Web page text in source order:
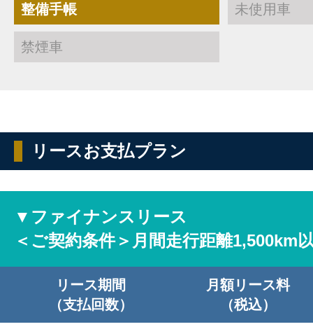
整備手帳 未使用車
禁煙車
リースお支払プラン
▼ファイナンスリース
＜ご契約条件＞月間走行距離1,500km
リース期間
（支払回数）
月額リース料
（税込）